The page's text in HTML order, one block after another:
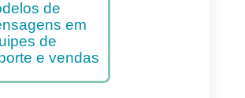
API do WhatsApp
Business?
17 modelos para
API de negócios